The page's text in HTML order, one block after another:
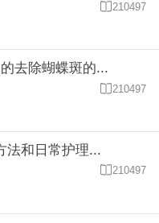
 210497
去除蝴蝶斑的...
210497
法和日常护理...
210497